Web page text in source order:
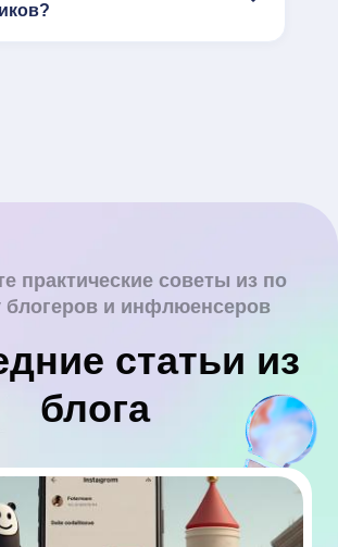
практические советы из по
блогеров и инфлюенсеров
статьи из
блога